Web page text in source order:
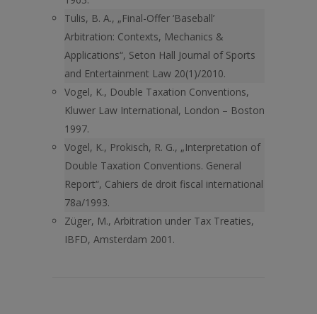
Tulis, B. A., „Final-Offer ‘Baseball’
Arbitration: Contexts, Mechanics &
Applications“, Seton Hall Journal of Sports
and Entertainment Law 20(1)/2010.
Vogel, K., Double Taxation Conventions,
Kluwer Law International, London – Boston
1997.
Vogel, K., Prokisch, R. G., „Interpretation of
Double Taxation Conventions. General
Report“, Cahiers de droit fiscal international
78a/1993.
Züger, M., Arbitration under Tax Treaties,
IBFD, Amsterdam 2001.